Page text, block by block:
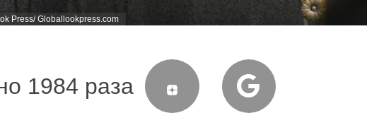
Press/ Globallookpress.com
1984 раза